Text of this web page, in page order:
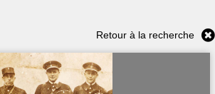
Retour à la recherche